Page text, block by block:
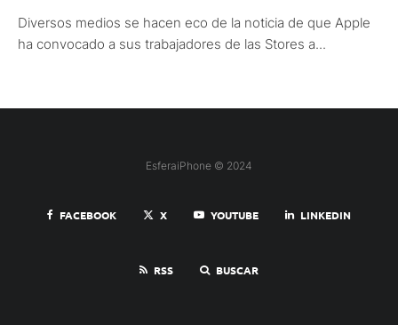
Diversos medios se hacen eco de la noticia de que Apple
ha convocado a sus trabajadores de las Stores a...
EsferaiPhone © 2024
FACEBOOK X YOUTUBE LINKEDIN
RSS BUSCAR